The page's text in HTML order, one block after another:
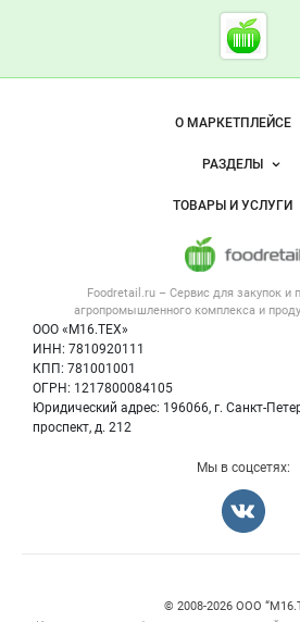
Cсылки
Foodretail.ru
— продукты
Важные разделы и
Foodretail.ru – Сервис для закупок и
агропромышленного комплекса и
ООО «М16.ТЕХ»
ИНН: 7810920111
КПП: 781001001
ОГРН: 1217800084105
Юридический адрес: 196066, г. Санкт-
проспект, д. 212
Навигация по сайтуО МАРКЕТПЛЕЙСЕ
Новости
Размещение
Публичная оферта
Контактная
Политика обработки
РАЗДЕЛЫ
Объявления
Новости рынка
Вакансии
ТОВАРЫ И УСЛУГИ
Напитки, соки, вода
Оборудование для
Информация о
Мы в соцсетях:
© 2008‑2026 ООО